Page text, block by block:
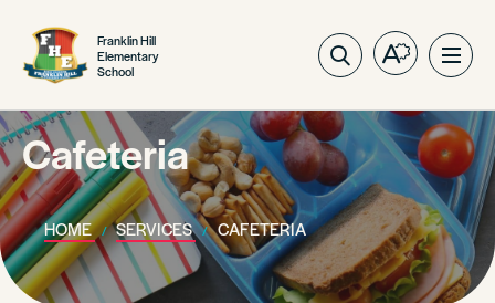
Franklin Hill
Elementary
School
Open
toolbar.
Cafeteria
HOME SERVICES CAFETERIA